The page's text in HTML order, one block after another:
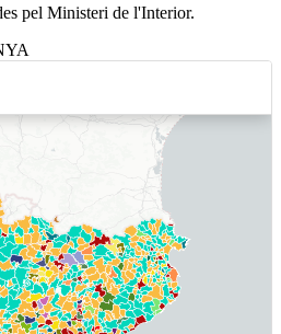
pel Ministeri de l'Interior.